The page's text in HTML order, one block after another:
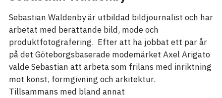
Sebastian Waldenby är utbildad bildjournalist och har
arbetat med berättande bild, mode och
produktfotografering. Efter att ha jobbat ett par år
på det Göteborgsbaserade modemärket Axel Arigato
valde Sebastian att arbeta som frilans med inriktning
mot konst, formgivning och arkitektur.
Tillsammans med bland annat